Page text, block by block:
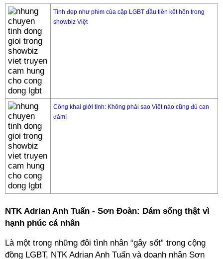
Tình đẹp như phim của cặp LGBT đầu tiên kết hôn trong
showbiz Việt
Công khai giới tính: Không phải sao Việt nào cũng đủ can
đảm!
NTK Adrian Anh Tuấn - Sơn Đoàn: Dám sống thật vì
hạnh phúc cá nhân
Là một trong những đôi tình nhân “gây sốt” trong cộng
đồng LGBT, NTK Adrian Anh Tuấn và doanh nhân Sơn